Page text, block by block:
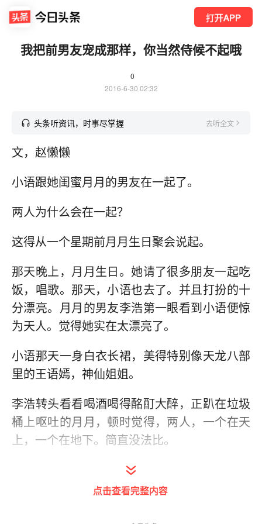
打开APP
我把前男友宠成那样，你当然侍候不起哦
0
2016-6-30 02:32
头条听资讯，时事尽掌握 去听全文
文，赵懒懒
小语跟她闺蜜月月的男友在一起了。
两人为什么会在一起？
这得从一个星期前月月生日聚会说起。
那天晚上，月月生日。她请了很多朋友一起吃
饭，唱歌。那天，小语也去了。并且打扮的十
分漂亮。月月的男友李浩第一眼看到小语便惊
为天人。觉得她实在太漂亮了。
小语那天一身白衣长裙，美得特别像天龙八部
里的王语嫣，神仙姐姐。
李浩转头看看喝酒喝得酩酊大醉，正趴在垃圾
桶上呕吐的月月，顿时觉得，两人，一个在天
上，一个在地下。简直没法比。
那晚，他偷偷的找小语要了手机号。并且私下
加了她的微信。两人相谈也比较开心。小语明
点击查看完整内容